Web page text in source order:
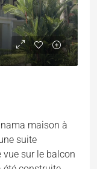
maison à
suite
vue sur le balcon